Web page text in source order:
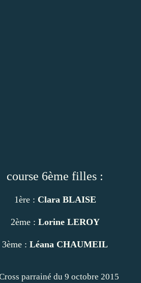
course 6ème filles :
1ère : Clara BLAISE
2ème : Lorine LEROY
3ème : Léana CHAUMEIL